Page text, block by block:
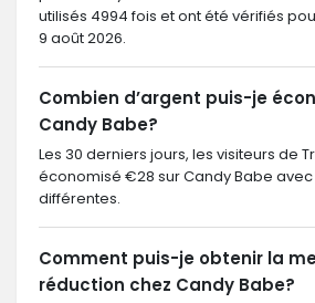
utilisés 4994 fois et ont été vérifiés
9 août 2026.
Combien d’argent puis-je
Candy Babe?
Les 30 derniers jours, les visiteurs de
économisé €28 sur Candy Babe avec
différentes.
Comment puis-je obtenir la
réduction chez Candy Babe?